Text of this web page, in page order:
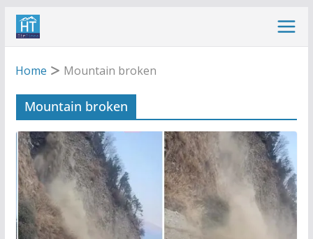
Skip
Home
Mountain broken
Mountain broken